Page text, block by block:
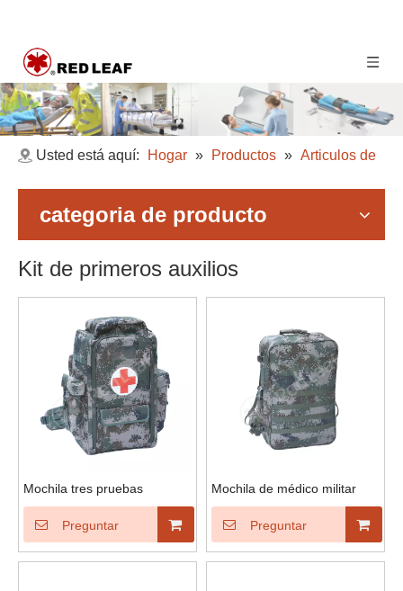
Usted está aquí: Hogar » Productos » Articulos de
categoria de producto
Kit de primeros auxilios
Mochila tres pruebas
Preguntar
Mochila de médico militar
Preguntar